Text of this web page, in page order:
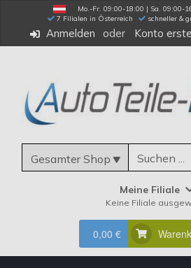
Mo.-Fr. 09:00-18:00 | Sa. 09:00-
7 Filialen in Österreich
schneller &
Anmelden Konto
Gesamter Shop
Meine Filiale
Keine Filiale
0,00 €